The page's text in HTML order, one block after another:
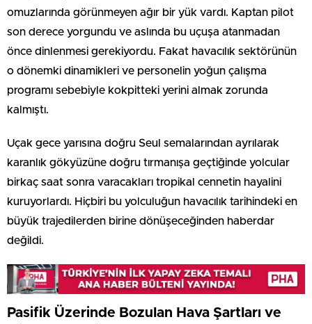
omuzlarında görünmeyen ağır bir yük vardı. Kaptan pilot
son derece yorgundu ve aslında bu uçuşa atanmadan
önce dinlenmesi gerekiyordu. Fakat havacılık sektörünün
o dönemki dinamikleri ve personelin yoğun çalışma
programı sebebiyle kokpitteki yerini almak zorunda
kalmıştı.
Uçak gece yarısına doğru Seul semalarından ayrılarak
karanlık gökyüzüne doğru tırmanışa geçtiğinde yolcular
birkaç saat sonra varacakları tropikal cennetin hayalini
kuruyorlardı. Hiçbiri bu yolculuğun havacılık tarihindeki en
büyük trajedilerden birine dönüşeceğinden haberdar
değildi.
Pasifik Üzerinde Bozulan Hava Şartları ve